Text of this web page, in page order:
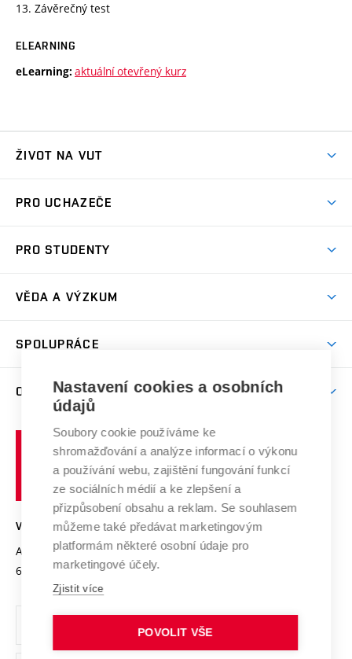
13. Závěrečný test
ELEARNING
eLearning: aktuální otevřený kurz
ŽIVOT NA VUT
Koleje
Sport na VUT
PRO UCHAZEČE
Dny otevřených dveří
Celoživotní vzdělávání
E-přihláška
PRO STUDENTY
Harmonogram akademického roku
Závěrečné práce
Doktorské studium
Zpracování osobních údajů studentů
Sociální bezpečí
Studium bez bariér
Podpora podnikání
VĚDA A VÝZKUM
Mezinárodní vědecká rada
Systém zajišťování kvality výzkumu
Výzkumné infrastruktury
Transfer znalostí
Open Science
Projekty
Projekty ze strukturálních fondů
Specifický výzkum
SPOLUPRÁCE
Zahraniční spolupráce
Spolupráce se školami
Služby univerzity
Mezinárodní dohody
Univerzitní sítě
O UNIVERZITĚ
Profil univerzity
Udržitelná univerzita
Podnikavá univerzita / ContriBUTe
Bezpečná univerzita
Vyznamenání
Organizační struktura
Ochrana osobních údajů
učení
technické
VYSOKÉ UČENÍ TECHNICKÉ V BRNĚ
Antonínská 548/1
602 00 Brno
www.vut.cz
vut@vutbr.cz
Nastavení cookies a osobních
údajů
Soubory cookie používáme ke
shromažďování a analýze informací o výkonu
a používání webu, zajištění fungování funkcí
ze sociálních médií a ke zlepšení a
přizpůsobení obsahu a reklam. Se souhlasem
můžeme také předávat marketingovým
platformám některé osobní údaje pro
marketingové účely.
Zjistit více
POVOLIT VŠE